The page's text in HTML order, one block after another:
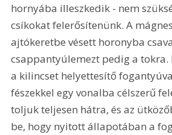
hornyába illeszkedik - nem
csíkokat felerősítenünk. A
ajtókeretbe vésett horonyba
csappantyúlemezt pedig a tokra.
a kilincset helyettesítő
fészekkel egy vonalba célszerű
toljuk teljesen hátra, és az
be, hogy nyitott állapotában a